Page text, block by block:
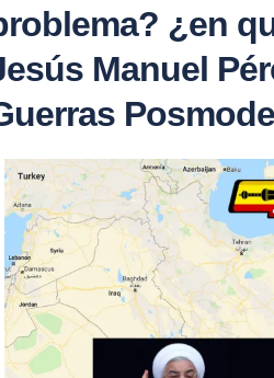
Material
Sorteos
TCCC
TTPs
¿en
Manuel